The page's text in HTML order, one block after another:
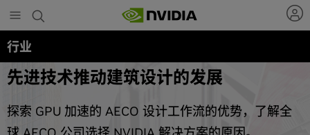
to
main
content
行业
电子指南系列
先进技术推动建筑设计的发展
探索 GPU 加速的 AECO 设计工作流的优势，了解全